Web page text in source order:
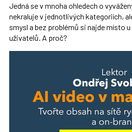
Jedná se v mnoha ohledech o
nekraluje v jednotlivých kategoriích,
smysl a bez problémů si najde místo
uživatelů. A proč?